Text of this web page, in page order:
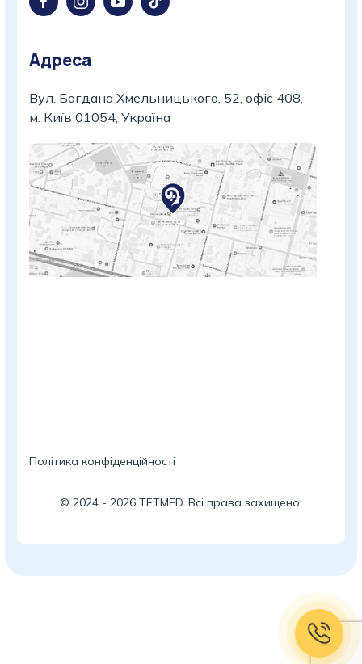
Адреса
Вул. Богдана Хмельницького, 52, офіс 408,
м. Київ 01054, Україна
Політика конфіденційності
© 2024 - 2026 TETMED. Всі права захищено.